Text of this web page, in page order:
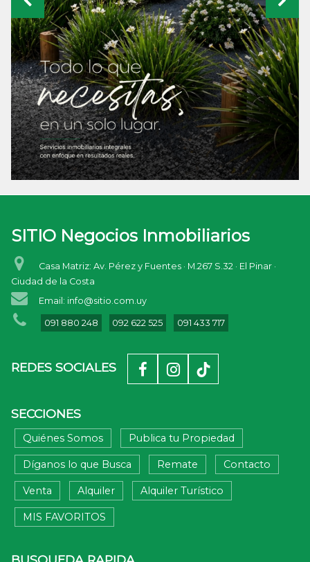
SITIO Negocios Inmobiliarios
Casa Matriz: Av. Pérez y Fuentes · M.267 S.32 · El Pinar ·
Ciudad de la Costa
Email: info@sitio.com.uy
091 880 248 092 622 525 091 433 717
REDES SOCIALES
SECCIONES
Quiénes Somos Publica tu Propiedad
Díganos lo que Busca Remate Contacto
Venta Alquiler Alquiler Turístico
MIS FAVORITOS